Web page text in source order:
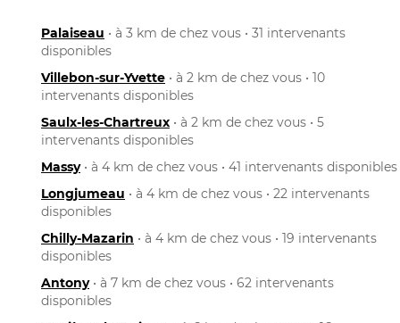
Palaiseau • à 3 km de chez vous • 31 intervenants
disponibles
Villebon-sur-Yvette • à 2 km de chez vous • 10
intervenants disponibles
Saulx-les-Chartreux • à 2 km de chez vous • 5
intervenants disponibles
Massy• à 4 km de chez vous • 41 intervenants disponibles
Longjumeau • à 4 km de chez vous • 22 intervenants
disponibles
Chilly-Mazarin • à 4 km de chez vous • 19 intervenants
disponibles
Antony• à 7 km de chez vous • 62 intervenants
disponibles